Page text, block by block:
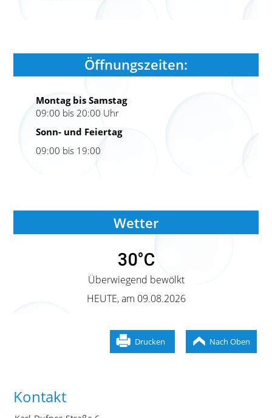
Öffnungszeiten:
Montag bis Samstag
09:00 bis 20:00 Uhr
Sonn- und Feiertag
09:00 bis 19:00
Wetter
30°C
Überwiegend bewölkt
HEUTE, am 09.08.2026
Nach Oben
Drucken
Kontakt